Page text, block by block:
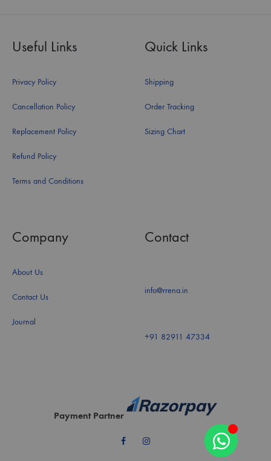
Useful Links
Privacy Policy
Cancellation Policy
Replacement Policy
Refund Policy
Terms and Conditions
Quick Links
Shipping
Order Tracking
Sizing Chart
Company
About Us
Contact Us
Journal
Contact
info@rrena.in
+91 82911 47334
FacebookInstagram
Payment Partner